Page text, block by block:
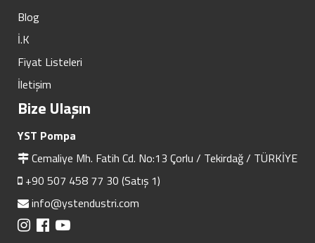
Blog
İ.K
Fiyat Listeleri
İletişim
Bize Ulaşın
YST Pompa
Cemaliye Mh. Fatih Cd. No:13 Çorlu / Tekirdağ / TÜRKİYE
+90 507 458 77 30 (Satış 1)
info@ystendustri.com